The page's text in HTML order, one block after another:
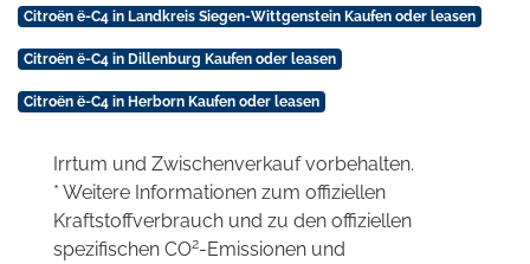
Citroën ë-C4 in Landkreis Siegen-Wittgenstein Kaufen oder leasen
Citroën ë-C4 in Dillenburg Kaufen oder leasen
Citroën ë-C4 in Herborn Kaufen oder leasen
Irrtum und Zwischenverkauf vorbehalten.
* Weitere Informationen zum offiziellen
Kraftstoffverbrauch und zu den offiziellen
spezifischen CO2-Emissionen und